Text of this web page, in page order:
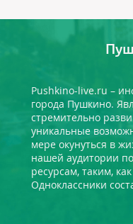
Pushkino-live.ru –
города Пушкино.
стремительно
уникальные
мере окунуться в
нашей аудитории
ресурсам, таким,
Одноклассники